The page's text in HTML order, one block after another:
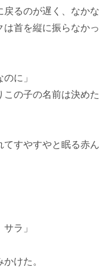
戻るのが遅く、なかな
首を縦に振らなかっ
に」
この子の名前は決めた
すやすやと眠る赤ん
ラ」
けた。